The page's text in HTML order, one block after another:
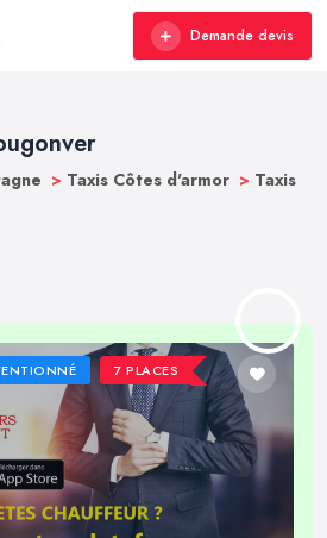
Demande devis
> Taxis Côtes d'armor > Taxis
7 PLACES